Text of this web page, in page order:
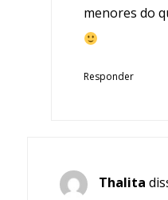
menores do
Responder
Thalita